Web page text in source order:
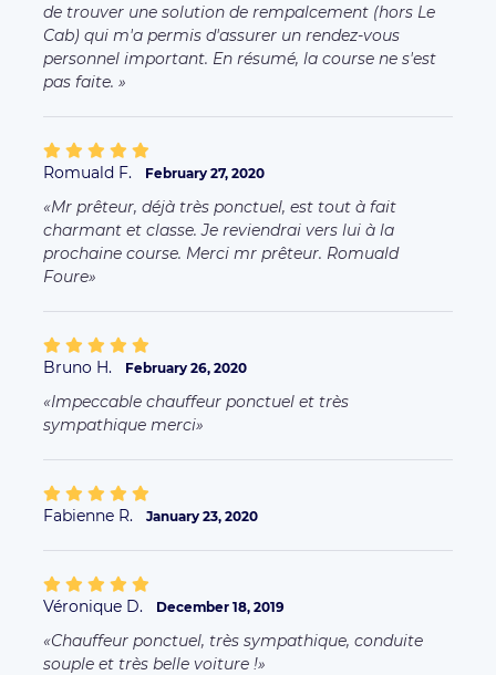
de trouver une solution de rempalcement (hors Le
Cab) qui m'a permis d'assurer un rendez-vous
personnel important. En résumé, la course ne s'est
pas faite.
Romuald F. February 27, 2020
Mr prêteur, déjà très ponctuel, est tout à fait
charmant et classe. Je reviendrai vers lui à la
prochaine course. Merci mr prêteur. Romuald
Foure
Bruno H. February 26, 2020
Impeccable chauffeur ponctuel et très
sympathique merci
Fabienne R. January 23, 2020
Véronique D. December 18, 2019
Chauffeur ponctuel, très sympathique, conduite
souple et très belle voiture !